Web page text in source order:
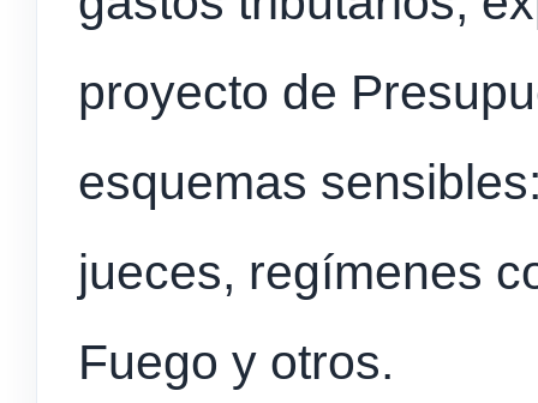
proyecto de
esquemas
jueces, regímenes
Fuego y otros.